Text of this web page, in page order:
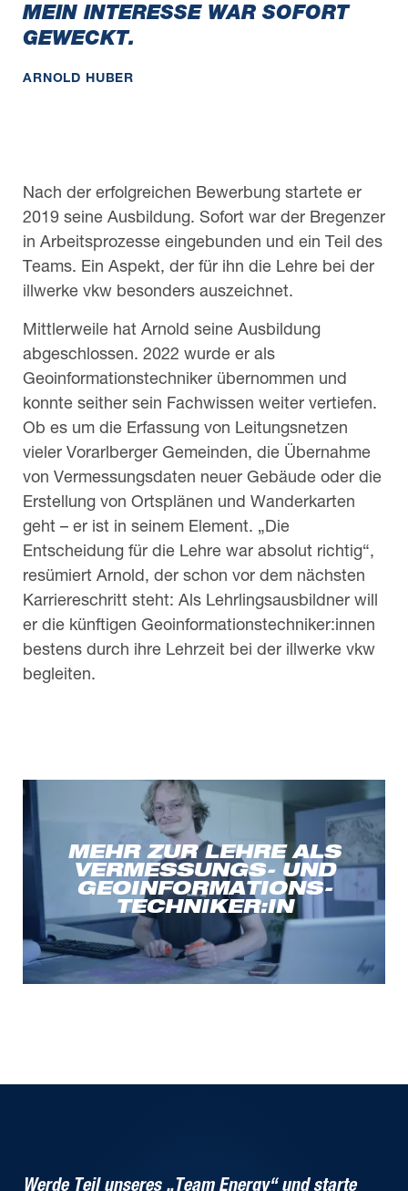
MEIN INTERESSE WAR SOFORT
GEWECKT.
ARNOLD HUBER
Nach der erfolgreichen Bewerbung startete er
2019 seine Ausbildung. Sofort war der Bregenzer
in Arbeitsprozesse eingebunden und ein Teil des
Teams. Ein Aspekt, der für ihn die Lehre bei der
illwerke vkw besonders auszeichnet.
Mittlerweile hat Arnold seine Ausbildung
abgeschlossen. 2022 wurde er als
Geoinformationstechniker übernommen und
konnte seither sein Fachwissen weiter vertiefen.
Ob es um die Erfassung von Leitungsnetzen
vieler Vorarlberger Gemeinden, die Übernahme
von Vermessungsdaten neuer Gebäude oder die
Erstellung von Ortsplänen und Wanderkarten
geht – er ist in seinem Element. „Die
Entscheidung für die Lehre war absolut richtig“,
resümiert Arnold, der schon vor dem nächsten
Karriereschritt steht: Als Lehrlingsausbildner will
er die künftigen Geoinformationstechniker:innen
bestens durch ihre Lehrzeit bei der illwerke vkw
begleiten.
MEHR ZUR LEHRE ALS
VERMESSUNGS- UND
GEOINFORMATIONS­
TECHNIKER:IN
Werde Teil unseres „Team Energy“ und starte